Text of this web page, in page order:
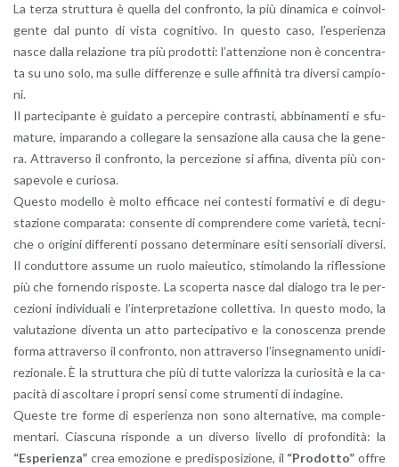
La terza strut­tu­ra è quel­la del con­fron­to, la più di­na­mi­ca e coin­vol­
gen­te dal punto di vista co­gni­ti­vo. In que­sto caso, l’e­spe­rien­za
nasce dalla re­la­zio­ne tra più pro­dot­ti: l’at­ten­zio­ne non è con­cen­tra­
ta su uno solo, ma sulle dif­fe­ren­ze e sulle af­fi­ni­tà tra di­ver­si cam­pio­
ni.
Il par­te­ci­pan­te è gui­da­to a per­ce­pi­re con­tra­sti, ab­bi­na­men­ti e sfu­
ma­tu­re, im­pa­ran­do a col­le­ga­re la sen­sa­zio­ne alla causa che la ge­ne­
ra. At­tra­ver­so il con­fron­to, la per­ce­zio­ne si af­fi­na, di­ven­ta più con­
sa­pe­vo­le e cu­rio­sa.
Que­sto mo­del­lo è molto ef­fi­ca­ce nei con­te­sti for­ma­ti­vi e di de­gu­
sta­zio­ne com­pa­ra­ta: con­sen­te di com­pren­de­re come va­rie­tà, tec­ni­
che o ori­gi­ni dif­fe­ren­ti pos­sa­no de­ter­mi­na­re esiti sen­so­ria­li di­ver­si.
Il con­dut­to­re as­su­me un ruolo ma­ieu­ti­co, sti­mo­lan­do la ri­fles­sio­ne
più che for­nen­do ri­spo­ste. La sco­per­ta nasce dal dia­lo­go tra le per­
ce­zio­ni in­di­vi­dua­li e l’in­ter­pre­ta­zio­ne col­let­ti­va. In que­sto modo, la
va­lu­ta­zio­ne di­ven­ta un atto par­te­ci­pa­ti­vo e la co­no­scen­za pren­de
forma at­tra­ver­so il con­fron­to, non at­tra­ver­so l’in­se­gna­men­to uni­di­
re­zio­na­le. È la strut­tu­ra che più di tutte va­lo­riz­za la cu­rio­si­tà e la ca­
pa­ci­tà di ascol­ta­re i pro­pri sensi come stru­men­ti di in­da­gi­ne.
Que­ste tre forme di espe­rien­za non sono al­ter­na­ti­ve, ma com­ple­
men­ta­ri. Cia­scu­na ri­spon­de a un di­ver­so li­vel­lo di pro­fon­di­tà: la
“Espe­rien­za” crea emo­zio­ne e pre­di­spo­si­zio­ne, il “Pro­dot­to” offre